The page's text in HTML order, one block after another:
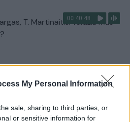
My Personal Information
sale, sharing to third parties, or
or sensitive information for
00:40:48
T. Martinaitis: valdžia mus
00:00:52
ir perkūnija: temperatūra